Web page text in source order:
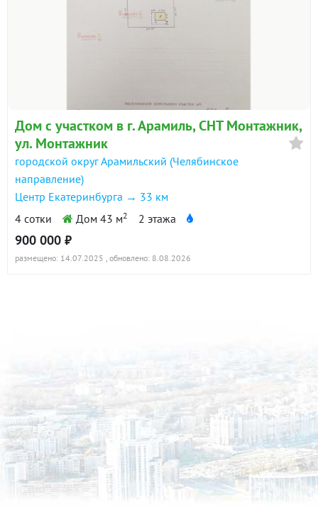
Дом с участком в г. Арамиль, СНТ Монтажник,
ул. Монтажник
городской округ Арамильский (Челябинское
направление)
Центр Екатеринбурга → 33 км
4 сотки
Дом 43 м2 2 этажа
900 000 ₽
размещено: 14.07.2025 , обновлено: 8.08.2026